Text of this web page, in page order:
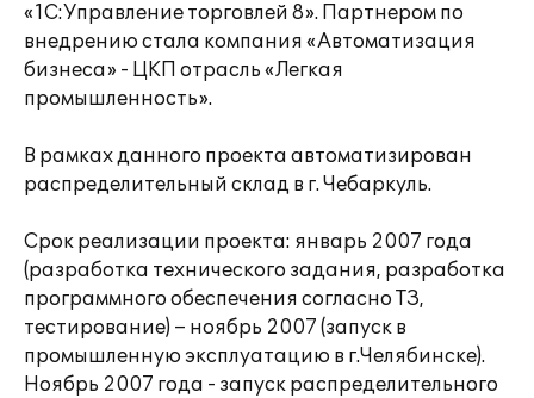
«1С:Управление торговлей 8». Партнером по
внедрению стала компания «Автоматизация
бизнеса» - ЦКП отрасль «Легкая
промышленность».
В рамках данного проекта автоматизирован
распределительный склад в г. Чебаркуль.
Срок реализации проекта: январь 2007 года
(разработка технического задания, разработка
программного обеспечения согласно ТЗ,
тестирование) – ноябрь 2007 (запуск в
промышленную эксплуатацию в г.Челябинске).
Ноябрь 2007 года - запуск распределительного